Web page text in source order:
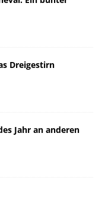
Dreigestirn
Jahr an anderen